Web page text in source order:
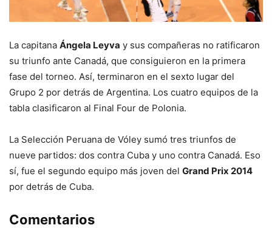
La capitana Ángela Leyva y sus compañeras no ratificaron
su triunfo ante Canadá, que consiguieron en la primera
fase del torneo. Así, terminaron en el sexto lugar del
Grupo 2 por detrás de Argentina. Los cuatro equipos de la
tabla clasificaron al Final Four de Polonia.
La Selección Peruana de Vóley sumó tres triunfos de
nueve partidos: dos contra Cuba y uno contra Canadá. Eso
sí, fue el segundo equipo más joven del Grand Prix 2014
por detrás de Cuba.
Comentarios